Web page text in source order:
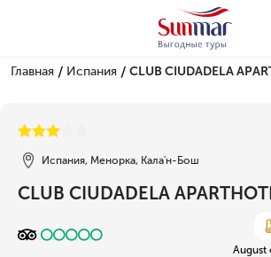
Главная / Испания / CLUB CIUDADELA
Испания, Менорка, Кала'н-Бош
CLUB CIUDADELA
August